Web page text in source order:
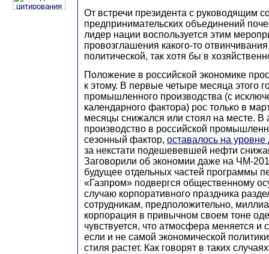
От встречи президента с руководящим
предпринимательских объединений
лидер нации воспользуется этим
провозглашения какого-то
политической, так хотя бы в
Положение в российской экономике
к этому. В первые четыре месяца этого
промышленного производства (с
календарного фактора) рос только в
месяцы снижался или стоял на месте. В
производство в российской
сезонный фактор, оставалось на уровне
за некстати подешевевшей нефти
Заговорили об экономии даже на ЧМ-
будущее отдельных частей программы
«Газпром» подвергся общественному
случаю корпоративного праздника
сотрудникам, предположительно,
корпорация в привычном своем тоне
чувствуется, что атмосфера меняется и
если и не самой экономической
стиля растет. Как говорят в таких